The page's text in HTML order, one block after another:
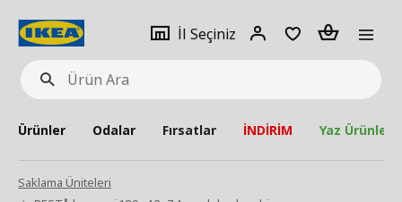
Ürün
Ara
İl Seçiniz
Giriş
Adet
Ürünler Odalar Fırsatlar İNDİRİM Yaz Ürünleri
Saklama Üniteleri